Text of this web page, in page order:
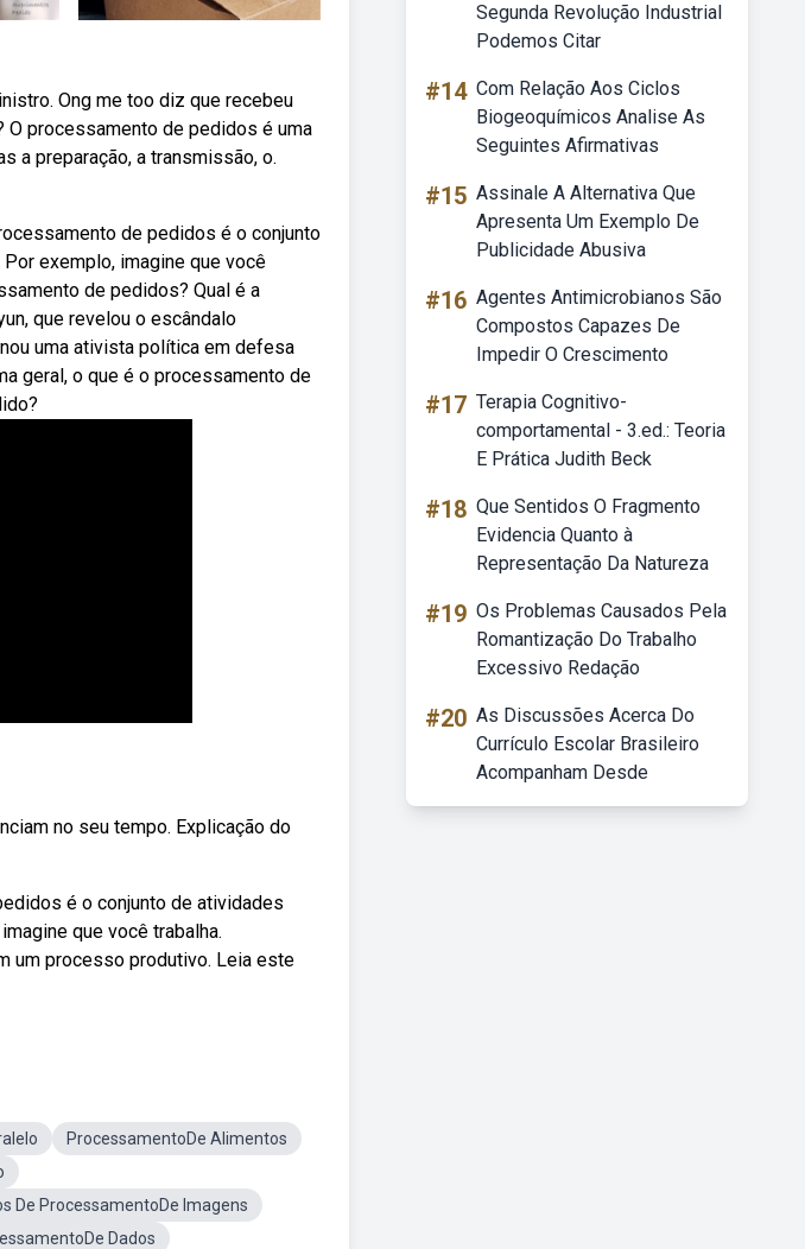
Ong me too diz que recebeu
processamento de pedidos é uma
a preparação, a transmissão, o.
de pedidos é o conjunto
exemplo, imagine que você
de pedidos? Qual é a
que revelou o escândalo
uma ativista política em defesa
geral, o que é o processamento de
no seu tempo. Explicação do
é o conjunto de atividades
que você trabalha.
um processo produtivo. Leia este
ProcessamentoDe Alimentos
De ProcessamentoDe Imagens
Dados
Segunda Revolução Industrial
Podemos Citar
#14 Com Relação Aos Ciclos
Biogeoquímicos Analise As
Seguintes Afirmativas
#15 Assinale A Alternativa Que
Apresenta Um Exemplo De
Publicidade Abusiva
#16 Agentes Antimicrobianos São
Compostos Capazes De
Impedir O Crescimento
#17 Terapia Cognitivo-
comportamental - 3.ed.: Teoria
E Prática Judith Beck
#18 Que Sentidos O Fragmento
Evidencia Quanto à
Representação Da Natureza
#19 Os Problemas Causados Pela
Romantização Do Trabalho
Excessivo Redação
#20 As Discussões Acerca Do
Currículo Escolar Brasileiro
Acompanham Desde